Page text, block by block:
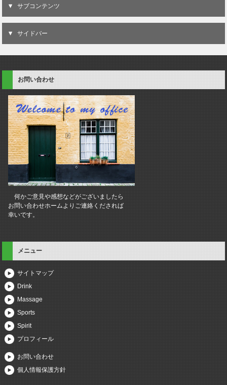
サブコンテンツ
サイドバー
お問い合わせ
何かご意見や感想などがございましたら
お問い合わせホームよりご連絡くだされば
幸いです。
メニュー
サイトマップ
Drink
Massage
Sports
Spirit
プロフィール
お問い合わせ
個人情報保護方針